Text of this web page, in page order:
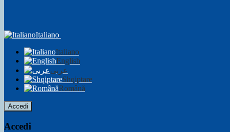
Italiano
Italiano
English
عربى
Shqiptare
Română
Accedi
Accedi